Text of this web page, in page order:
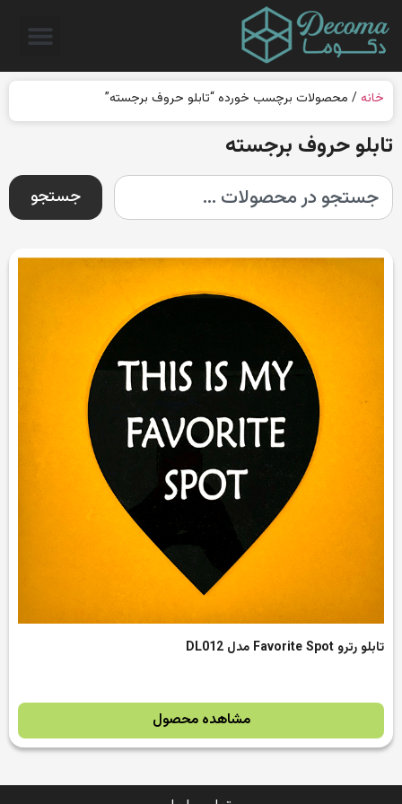
خانه / محصولات برچسب خورده “تابلو حروف برجسته”
تابلو حروف برجسته
جستجو
تابلو رترو Favorite Spot مدل DL012
مشاهده محصول